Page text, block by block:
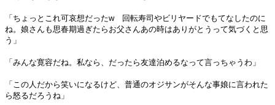
「ちょっとこれ可哀想だったw 回転寿司やビリヤードでもてなしたのに
ね。娘さんも思春期過ぎたらお父さんあの時はありがとうって気づくと思
う」
「みんな寛容だね。私なら、だったら友達泊めるなって言っちゃうわ」
「この人だから笑いになるけど、普通のオジサンがそんな事娘に言われた
ら怒るだろうね」